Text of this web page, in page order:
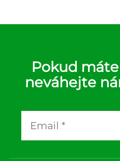
Pokud
neváhejte